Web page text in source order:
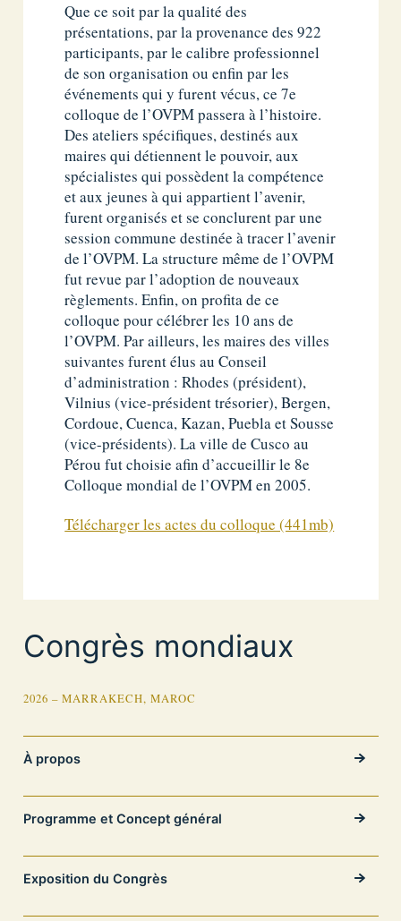
Que ce soit par la qualité des
présentations, par la provenance des 922
participants, par le calibre professionnel
de son organisation ou enfin par les
événements qui y furent vécus, ce 7e
colloque de l’OVPM passera à l’histoire.
Des ateliers spécifiques, destinés aux
maires qui détiennent le pouvoir, aux
spécialistes qui possèdent la compétence
et aux jeunes à qui appartient l’avenir,
furent organisés et se conclurent par une
session commune destinée à tracer l’avenir
de l’OVPM. La structure même de l’OVPM
fut revue par l’adoption de nouveaux
règlements. Enfin, on profita de ce
colloque pour célébrer les 10 ans de
l’OVPM. Par ailleurs, les maires des villes
suivantes furent élus au Conseil
d’administration : Rhodes (président),
Vilnius (vice-président trésorier), Bergen,
Cordoue, Cuenca, Kazan, Puebla et Sousse
(vice-présidents). La ville de Cusco au
Pérou fut choisie afin d’accueillir le 8e
Colloque mondial de l’OVPM en 2005.
Télécharger les actes du colloque (441mb)
Congrès mondiaux
2026 – MARRAKECH, MAROC
À propos
Programme et Concept général
Exposition du Congrès